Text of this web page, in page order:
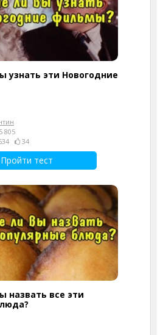
узнать эти Новогодние
805
34
Пройти тест
назвать все эти